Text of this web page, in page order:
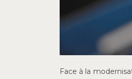
Face à la